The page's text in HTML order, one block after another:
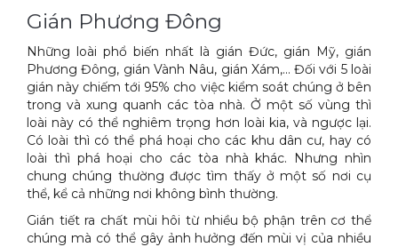
Gián Phương Đông
Những loài phổ biến nhất là gián Đức, gián Mỹ, gián
Phương Đông, gián Vành Nâu, gián Xám,... Đối với 5 loài
gián này chiếm tới 95% cho việc kiểm soát chúng ở bên
trong và xung quanh các tòa nhà. Ở một số vùng thì
loài này có thể nghiêm trọng hơn loài kia, và ngược lại.
Có loài thì có thể phá hoại cho các khu dân cư, hay có
loài thì phá hoại cho các tòa nhà khác. Nhưng nhìn
chung chúng thường được tìm thấy ở một số nơi cụ
thể, kể cả những nơi không bình thường.
Gián tiết ra chất mùi hôi từ nhiều bộ phận trên cơ thể
chúng mà có thể gây ảnh hưởng đến mùi vị của nhiều